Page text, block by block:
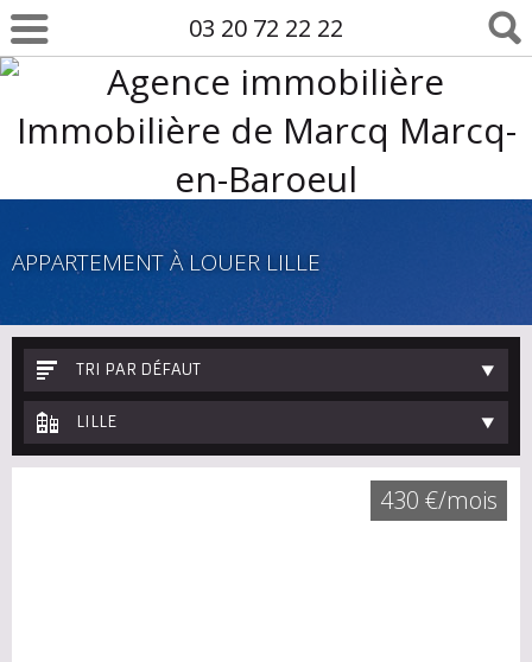
03 20 72 22 22
APPARTEMENT À LOUER LILLE
TRI PAR DÉFAUT
LILLE
430 €/mois